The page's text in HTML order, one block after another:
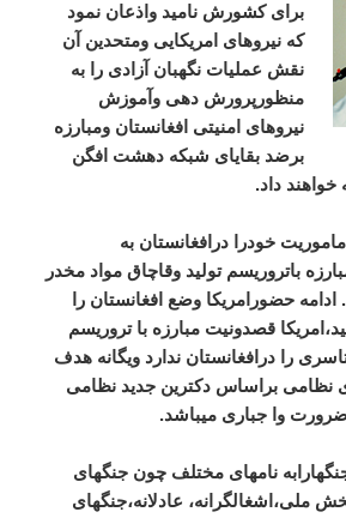
برای کشورش نامید واذعان نمود
که نیروهای امریکایی ومتحدین آن
نقش عملیات نگهبان آزادی را به
منظورپرورش دهی وآموزش
نیروهای امنیتی افغانستان ومبارزه
برضد بقایای شبکه دهشت افگن
خواهند داد.
ماموریت خودرا درافغانستان به
باتروریسم تولید وقاچاق مواد مخدر
ادامه حضورامریکا وضع افغانستان را
قصدونیت مبارزه با تروریسم
را درافغانستان ندارد ویگانه هدف
نظامی براساس دکترین جدید نظامی
وا جباری میباشد.
نامهای مختلف چون جنگهای
ملی،اشغالگرانه، عادلانه،جنگهای